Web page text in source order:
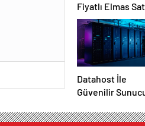
Fiyatlı Elmas
Datahost İle
Güvenilir